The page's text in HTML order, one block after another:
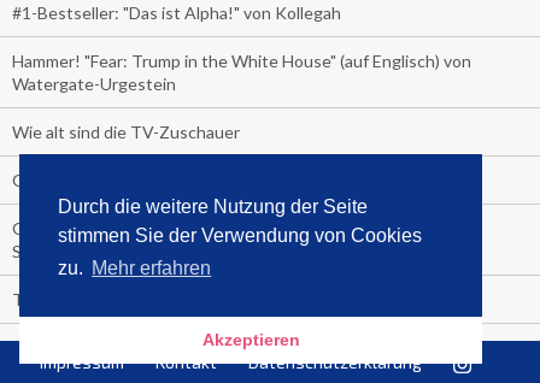
Durch die weitere Nutzung der Seite
stimmen Sie der Verwendung von Cookies
zu. Mehr erfahren
Akzeptieren
#1-Bestseller: "Das ist Alpha!" von Kollegah
Hammer! "Fear: Trump in the White House" (auf Englisch) von
Watergate-Urgestein
Wie alt sind die TV-Zuschauer
Geisterfahrer auf Überholspur
Gegen Einsamkeit: Single-Haushalte schauen täglich fast 6
Stunden TV
TV-Quote:
Italienisches Kochbuch schießt auf Nummer 1 in Deutschland,
Österreich und Schweiz
Impressum Kontakt Datenschutzerklärung